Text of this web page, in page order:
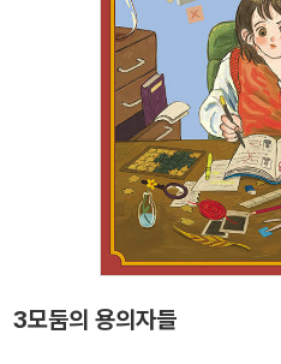
3모둠의 용의자들